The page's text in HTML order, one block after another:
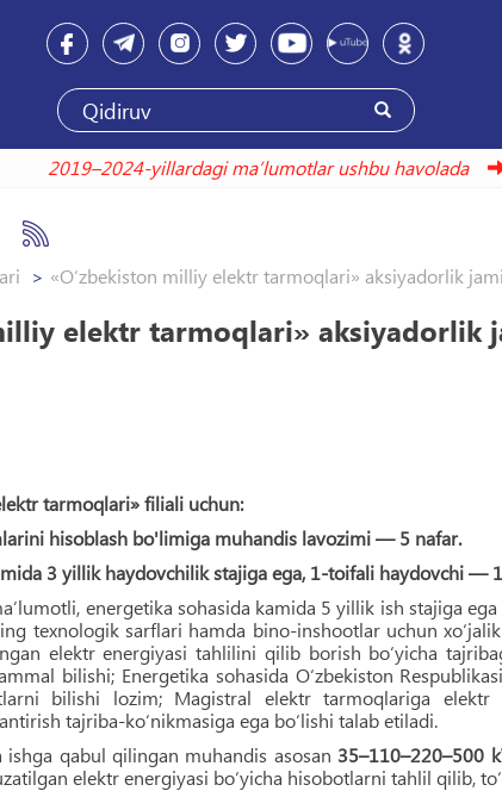
2019–2024-yillardagi maʼlumotlar ushbu
«O‘zbekiston milliy elektr tarmoqlari» aksiyadorlik
elektr tarmoqlari» aksiyadorlik
tarmoqlari» filiali uchun:
hisoblash bo'limiga muhandis lavozimi — 5 nafar.
3 yillik haydovchilik stajiga ega, 1-toifali haydovchi —
energetika sohasida kamida 5 yillik ish stajiga
texnologik sarflari hamda bino-inshootlar uchun
elektr energiyasi tahlilini qilib borish bo‘yicha
bilishi; Energetika sohasida O‘zbekiston
bilishi lozim; Magistral elektr tarmoqlariga
tajriba-ko‘nikmasiga ega bo‘lishi talab etiladi.
ishga qabul qilingan muhandis asosan 35–110–220–500
elektr energiyasi bo‘yicha hisobotlarni tahlil qilib,